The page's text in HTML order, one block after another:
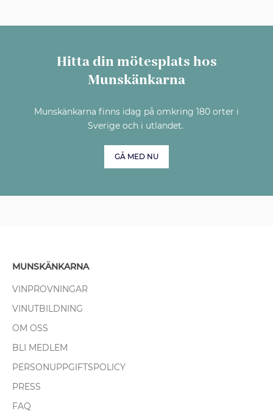
Hitta din mötesplats hos
Munskänkarna
Munskänkarna finns idag på omkring 180 orter i
Sverige och i utlandet.
GÅ MED NU
MUNSKÄNKARNA
VINPROVNINGAR
VINUTBILDNING
OM OSS
BLI MEDLEM
PERSONUPPGIFTSPOLICY
PRESS
FAQ